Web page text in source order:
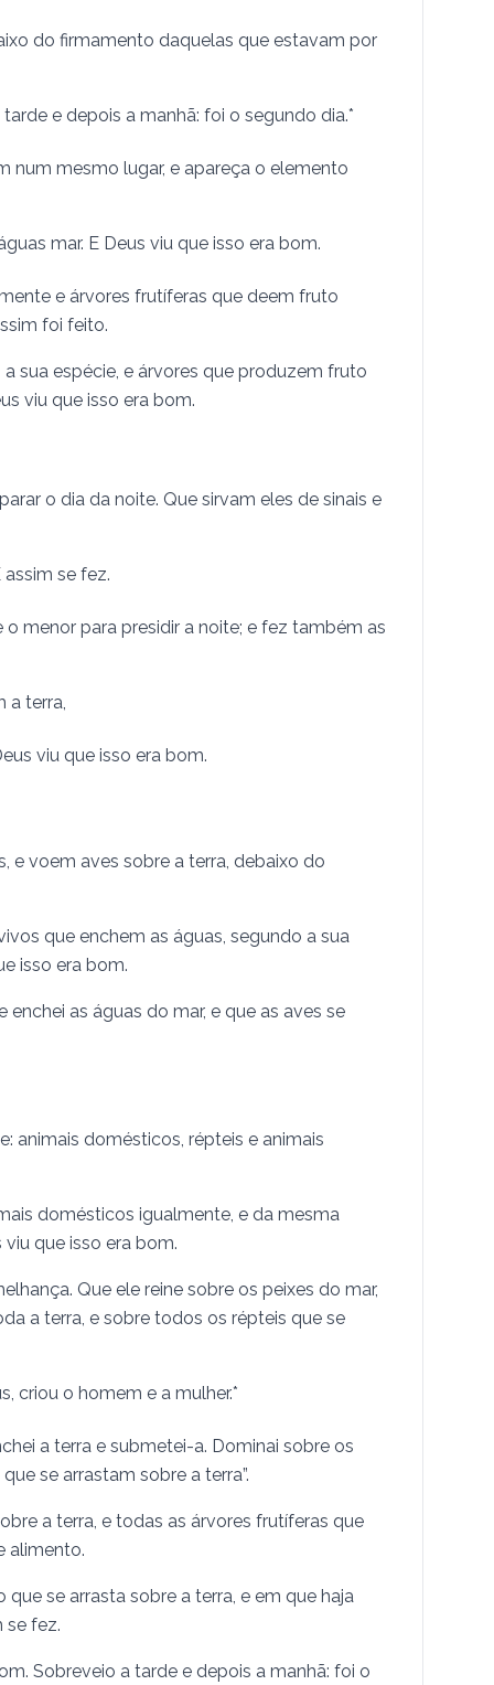
do firmamento daquelas que estavam por
e depois a manhã: foi o segundo dia.*
num mesmo lugar, e apareça o elemento
mar. E Deus viu que isso era bom.
e á­r­vores frutíferas que deem fruto
foi feito.
sua espécie, e árvores que produzem fruto
viu que isso era bom.
o dia da noite. Que sirvam eles de sinais e
se fez.
menor para presidir a noite; e fez também as
a terra,
viu que isso era bom.
e voem aves sobre a terra, debaixo do
que enchem as águas, segundo a sua
isso era bom.
as águas do mar, e que as aves se
animais domésticos, répteis e animais
domésticos igualmente, e da mesma
que isso era bom.
Que ele reine sobre os peixes do mar,
a terra, e sobre todos os répteis que se
criou o homem e a mulher.*
a terra e submetei-a. Dominai sobre os
se arrastam sobre a terra”.
a terra, e todas as árvores frutíferas que
alimento.
se arrasta sobre a terra, e em que haja
se fez.
Sobreveio a tarde e depois a manhã: foi o